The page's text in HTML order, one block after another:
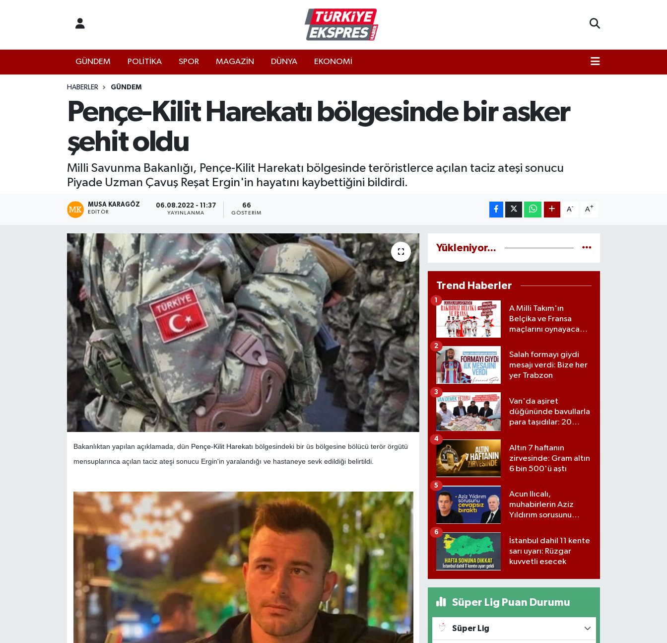
GÜNDEM POLİTİKA SPOR MAGAZİN DÜNYA EKONOMİ
HABERLER GÜNDEM
Pençe-Kilit Harekatı bölgesinde bir asker
şehit oldu
Milli Savunma Bakanlığı, Pençe-Kilit Harekatı bölgesinde teröristlerce açılan taciz ateşi sonucu
Piyade Uzman Çavuş Reşat Ergin'in hayatını kaybettiğini bildirdi.
MUSA KARAGÖZ
EDITÖR
06.08.2022 - 11:37
YAYINLANMA
66
GÖSTERIM
A- A+
Bakanlıktan yapılan açıklamada, dün Pençe-Kilit Harekatı bölgesindeki bir üs bölgesine bölücü terör örgütü
mensuplarınca açılan taciz ateşi sonucu Ergin'in yaralandığı ve hastaneye sevk edildiği belirtildi.
Yükleniyor...
Trend Haberler
A Milli Takım'ın
Belçika ve Fransa
maçlarını oynayacağı
1
Salah formayı giydi
mesajı verdi: Bize her
yer Trabzon
2
Van'da aşiret
düğününde bavullarla
para taşıdılar: 20
kilolarla altın
3
Altın 7 haftanın
zirvesinde: Gram altın
6 bin 500'ü aştı
4
Acun Ilıcalı,
muhabirlerin Aziz
Yıldırım sorusunu
5
İstanbul dahil 11 kente
sarı uyarı: Rüzgar
kuvvetli esecek
6
Süper Lig Puan Durumu
Süper Lig
İstanbul Hava Durumu
İstanbul Namaz Vakitleri
İstanbul Trafik Yoğunluk Haritası
Süper Lig Puan Durumu ve Fikstür
Tüm Manşetler
Son Dakika Haberleri
Haber Arşivi